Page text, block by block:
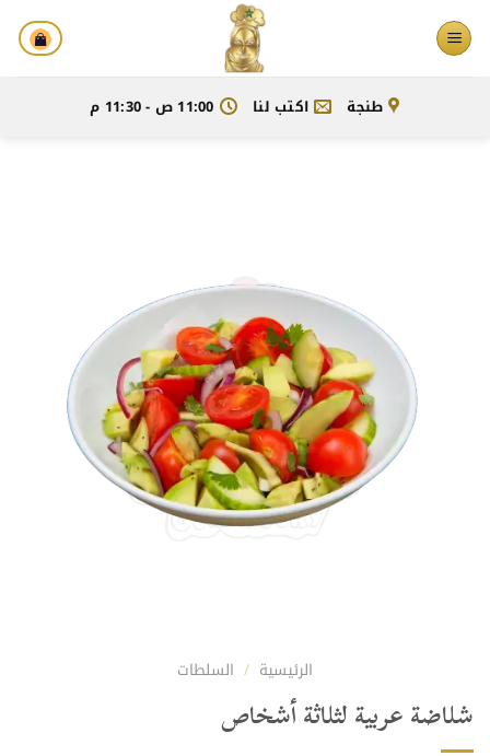
تخطي
للمحتوى
طنجة اكتب لنا 11:00 ص - 11:30 م
الرئيسية / السلطات
شلاضة عربية لثلاثة أشخاص